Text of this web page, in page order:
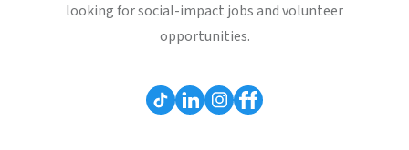
looking for social-impact jobs and volunteer
opportunities.